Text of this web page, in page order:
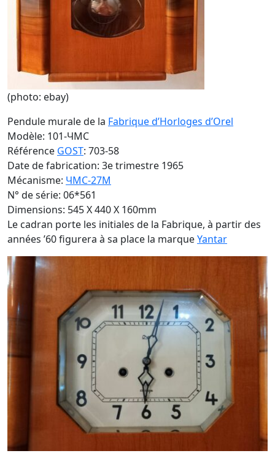
(photo: ebay)
Pendule murale de la Fabrique d’Horloges d’Orel
Modèle: 101-ЧMC
Référence GOST: 703-58
Date de fabrication: 3e trimestre 1965
Mécanisme: ЧMC-27M
N° de série: 06*561
Dimensions: 545 X 440 X 160mm
Le cadran porte les initiales de la Fabrique, à partir des
années ’60 figurera à sa place la marqueYantar